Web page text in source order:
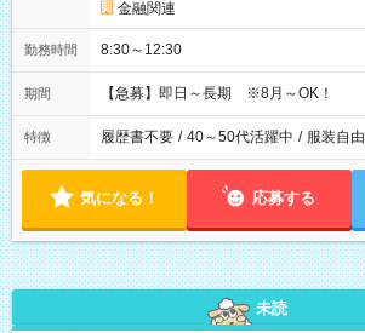
金融関連
勤務時間 8:30～12:30
期間 【急募】即日～長期 ※8月～OK！
特徴 履歴書不要 / 40～50代活躍中 / 服装自由
気になる！ 応募する
未読